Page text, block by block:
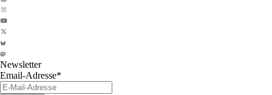
Newsletter
Email-Adresse*